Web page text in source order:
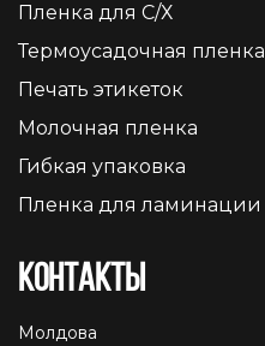
Пленка для С/Х
Термоусадочная пленка
Печать этикеток
Молочная пленка
Гибкая упаковка
Пленка для ламинации
Контакты
Молдова